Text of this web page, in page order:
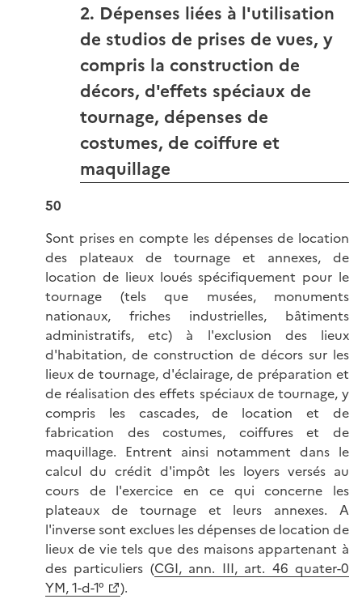
2. Dépenses liées à l'utilisation
de studios de prises de vues, y
compris la construction de
décors, d'effets spéciaux de
tournage, dépenses de
costumes, de coiffure et
maquillage
50
Sont prises en compte les dépenses de location
des plateaux de tournage et annexes, de
location de lieux loués spécifiquement pour le
tournage (tels que musées, monuments
nationaux, friches industrielles, bâtiments
administratifs, etc) à l'exclusion des lieux
d'habitation, de construction de décors sur les
lieux de tournage, d'éclairage, de préparation et
de réalisation des effets spéciaux de tournage, y
compris les cascades, de location et de
fabrication des costumes, coiffures et de
maquillage. Entrent ainsi notamment dans le
calcul du crédit d'impôt les loyers versés au
cours de l'exercice en ce qui concerne les
plateaux de tournage et leurs annexes. A
l'inverse sont exclues les dépenses de location de
lieux de vie tels que des maisons appartenant à
des particuliers (CGI, ann. III, art. 46 quater-0
YM, 1-d-1°
).